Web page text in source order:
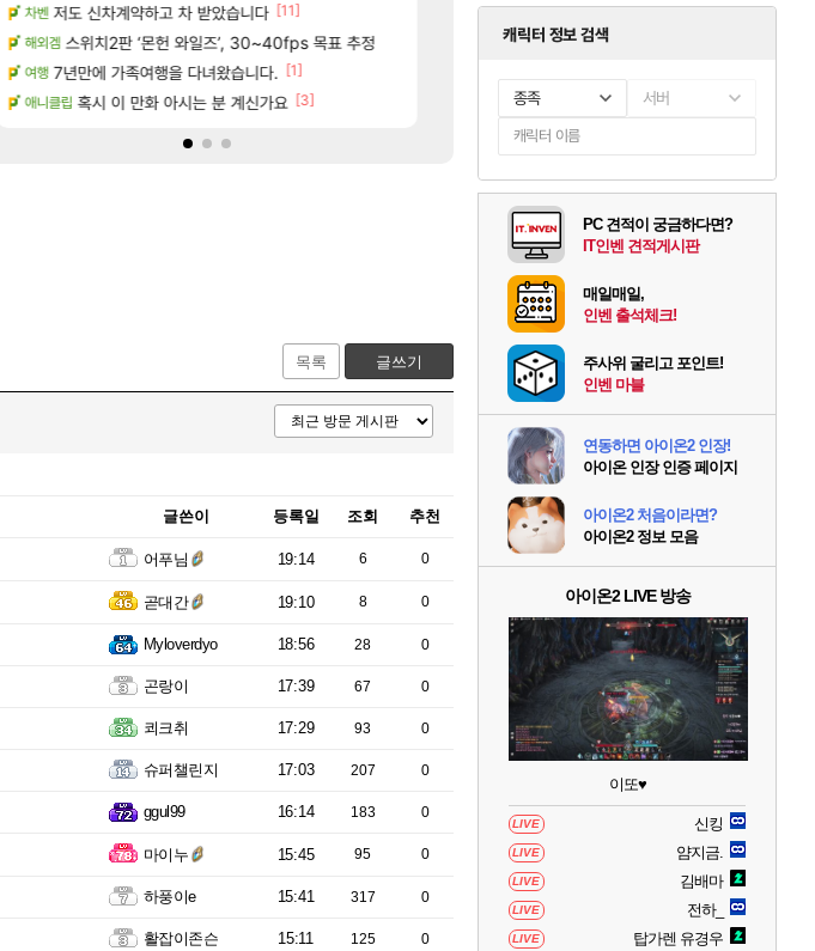
오버워치 D.Mon 애니메이션 영웅 시네마틱 [7]
검은사막 하이퍼 부스트 이후 길 잃은 뉴비분들! [12]
메이플 8월 9일 썬데이 메이플 [155]
LoL 페이즈 영애짤 찾았다 [1]
메이플 챌린저#77777 저격했습니다! [106]
크로체 따왔습니다 [77]
진짜 귀한 삼색화채 찐1등 떳냐 ㅅㅅㅅ
차벤 저도 신차계약하고 차 받았습니다 [11]
해외겜 스위치2판 ‘몬헌 와일즈’, 30~40fps 목표 추정
여행 7년만에 가족여행을 다녀왔습니다. [1]
애니클립 혹시 이 만화 아시는 분 계신가요 [3]
여행 국내에도 이쁜곳이 많은것 같습니다
해외겜 중국 CXMT, D램 매출 점유율 7%…글로벌 4위로 부상
AI발 원가 압박, 메인보드값 오르나
목록 글쓰기
글쓴이 등록일 조회 추천
어푸님 19:14 6 0
곧대간 19:10 8 0
Myloverdyo 18:56 28 0
곤랑이 17:39 67 0
쾨크취 17:29 93 0
슈퍼챌린지 17:03 207 0
ggul99 16:14 183 0
마이누 15:45 95 0
하풍이e 15:41 317 0
활잡이존슨 15:11 125 0
캐릭터 정보 검색
종족 서버
PC 견적이 궁금하다면?
IT인벤 견적게시판
매일매일,
인벤 출석체크!
주사위 굴리고 포인트!
인벤 마블
연동하면 아이온2 인장!
아이온 인장 인증 페이지
아이온2 처음이라면?
아이온2 정보 모음
아이온2 LIVE 방송
이또♥
LIVE 신킹
LIVE 얌지금.
LIVE 김배마
LIVE 전하_
LIVE 탑가렌 유경우